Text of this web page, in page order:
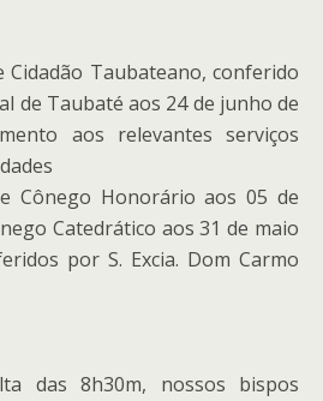
Cidadão Taubateano, conferido
de Taubaté aos 24 de junho de
aos relevantes serviços
Cônego Honorário aos 05 de
Catedrático aos 31 de maio
por S. Excia. Dom Carmo
das 8h30m, nossos bispos